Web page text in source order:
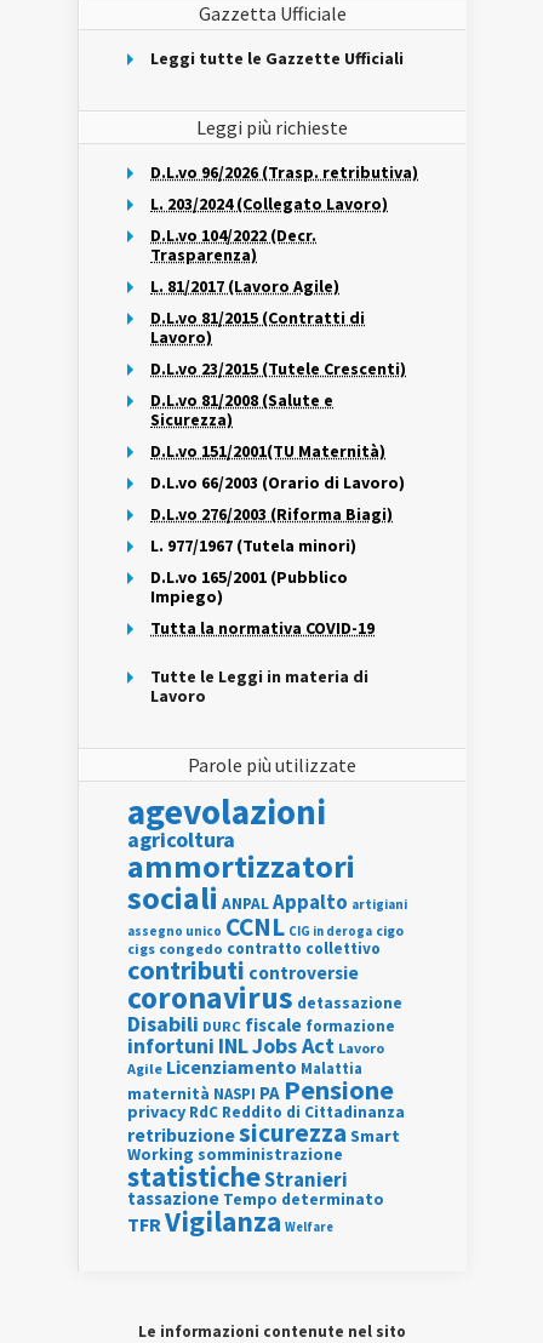
Gazzetta Ufficiale
Leggi tutte le Gazzette Ufficiali
Leggi più richieste
D.L.vo 96/2026 (Trasp. retributiva)
L. 203/2024 (Collegato Lavoro)
D.L.vo 104/2022 (Decr.
Trasparenza)
L. 81/2017 (Lavoro Agile)
D.L.vo 81/2015 (Contratti di
Lavoro)
D.L.vo 23/2015 (Tutele Crescenti)
D.L.vo 81/2008 (Salute e
Sicurezza)
D.L.vo 151/2001(TU Maternità)
D.L.vo 66/2003 (Orario di Lavoro)
D.L.vo 276/2003 (Riforma Biagi)
L. 977/1967 (Tutela minori)
D.L.vo 165/2001 (Pubblico
Impiego)
Tutta la normativa COVID-19
Tutte le Leggi in materia di
Lavoro
Parole più utilizzate
agevolazioni
agricoltura
ammortizzatori
sociali ANPALAppalto artigiani
assegno unico CCNL CIG in deroga cigo
cigs congedo contratto collettivo
contributi controversie
coronavirus detassazione
Disabili DURC fiscale formazione
infortuni INLJobs Act Lavoro
Agile Licenziamento Malattia
maternità NASPI PA Pensione
privacy RdC Reddito di Cittadinanza
retribuzionesicurezza Smart
Working somministrazione
statisticheStranieri
tassazione Tempo determinato
TFRVigilanza Welfare
Le informazioni contenute nel sito